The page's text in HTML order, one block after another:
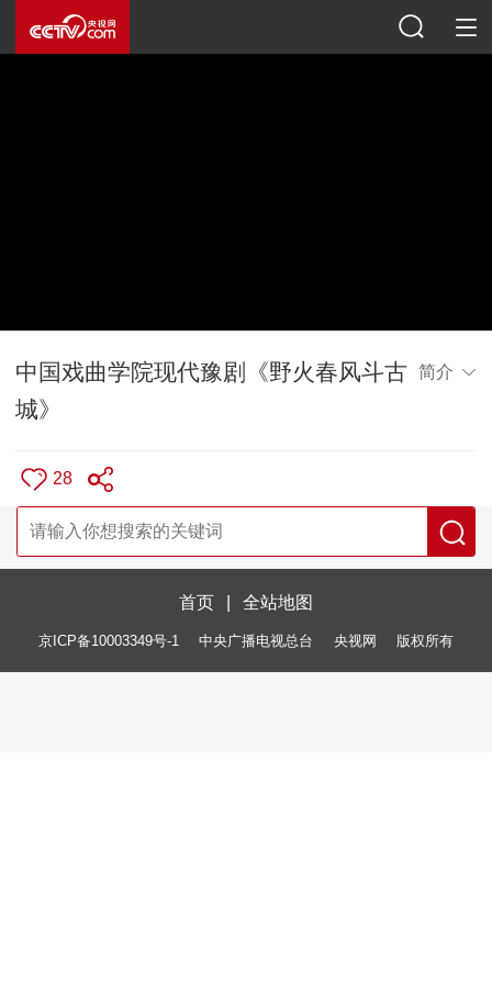
中国戏曲学院现代豫剧《野火春风斗古
城》
简介
28
首页 全站地图
京ICP备10003349号-1 中央广播电视总台 央视网 版权所有